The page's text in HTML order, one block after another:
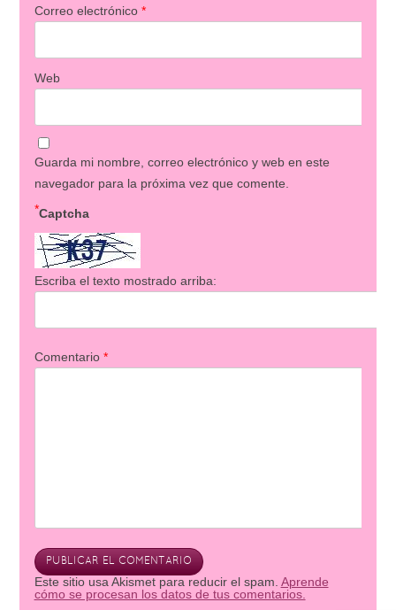
Correo electrónico *
Web
Guarda mi nombre, correo electrónico y web en este
navegador para la próxima vez que comente.
Captcha
*
Escriba el texto mostrado arriba:
Comentario *
Este sitio usa Akismet para reducir el spam. Aprende
cómo se procesan los datos de tus comentarios.